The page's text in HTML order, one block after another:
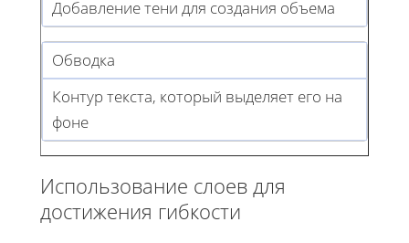
Добавление тени для создания объема
Обводка
Контур текста, который выделяет его на
фоне
Использование слоев для
достижения гибкости